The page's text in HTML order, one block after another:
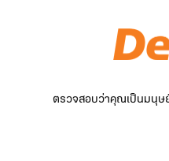
ตรวจสอบว่าคุณเป็นมนุษ